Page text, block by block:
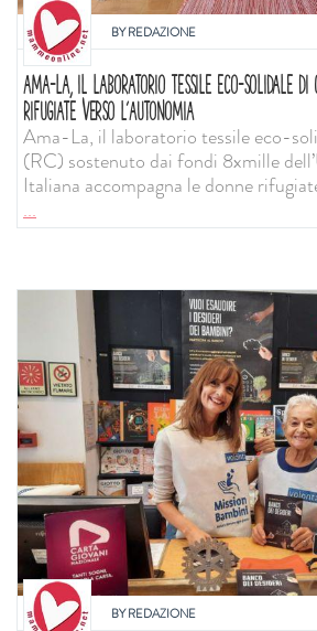
BYREDAZIONE
AMA-LA, IL LABORATORIO TESSILE ECO-SOLIDALE
RIFUGIATE VERSO L’AUTONOMIA
Ama-La, il laboratorio tessile eco-
(RC) sostenuto dai fondi 8xmille
Italiana accompagna le donne
...
BYREDAZIONE